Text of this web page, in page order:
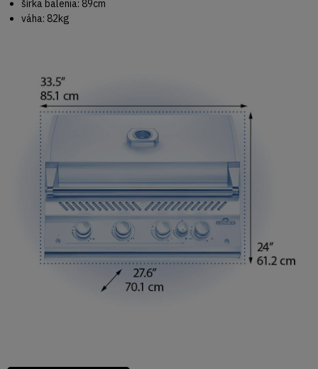
šírka balenia: 89cm
váha: 82kg